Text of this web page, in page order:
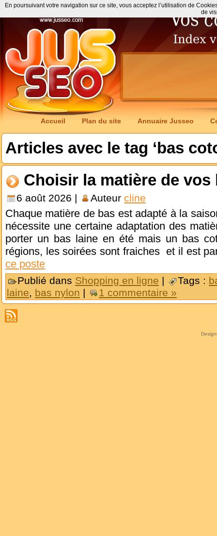
Accueil Plan du site Annuaire Jusseo
Articles avec le tag ‘bas
Choisir la matière de vos
6 août 2026 | Auteur cline
Chaque matière de bas est adapté à la
nécessite une certaine adaptation des
porter un bas laine en été mais un bas
régions, les soirées sont fraiches et il est
ce poste
Publié dans Shopping en ligne | Tags :
laine, bas nylon | 1 commentaire »
En poursuivant votre navigation sur ce site, vous acceptez l’utilisation de
de